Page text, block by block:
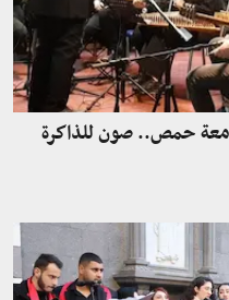
حمص.. صون للذاكرة